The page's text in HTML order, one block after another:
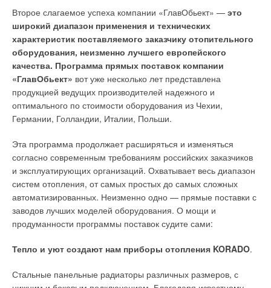
Второе слагаемое успеха компании «ГлавОбьект» — это
широкий диапазон применения и технических
характеристик поставляемого заказчику отопительного
оборудования, неизменно лучшего европейского
качества. Программа прямых поставок компании
«ГлавОбьект» вот уже несколько лет представлена
продукцией ведущих производителей надежного и
оптимального по стоимости оборудования из Чехии,
Германии, Голландии, Италии, Польши.
Эта программа продолжает расширяться и изменяться
согласно современным требованиям российских заказчиков
и эксплуатирующих организаций. Охватывает весь диапазон
систем отопления, от самых простых до самых сложных
автоматизированных. Неизменно одно — прямые поставки с
заводов лучших моделей оборудования. О мощи и
продуманности программы поставок судите сами:
Тепло и уют создают нам приборы отопления KORADO.
Стальные панельные радиаторы различных размеров, с
образующихся в ходе нитрификации. В результате на многих
объектах российские нормативы сброса азота и фосфора не
выполняются. Наиболее остро стоит проблема обеспечения
нормативов по сбросу фосфора. Зарубежный и
отечественный опыт показывает, что для решения этой
задачи возможны три подхода:
❏ химическая очистка, т.е. применение реагентов для
осаждения фосфатов в виде нерастворимых
металфосфатов, таких как фосфат железа или фосфат
алюминия;
❏ биологическая очистка от фосфора по технологии
биологической дефосфотации;
❏ сочетание биологической очистки с химическим
осаждением фосфатов. Рассмотрим каждый из этих
подходов.
Химическое осаждение фосфатовМеханизм химического
металфосфатов при взаимодействии фосфатов с солями
потребление электроэнергии насосом с постоянным числом
оборотов может составлять около 37 тыс. кВт•ч (при
максимальном расходе 30 м3/ч и напоре 40 м).При этом
насос с изменяемой частотой вращения потребит около 23
тыс. кВт•ч, что при существующих тарифах даст годовую
экономию свыше 20 тыс. руб.
И эти средства могут быть сэкономлены благодаря
применению правильного инженерного решения! Компания
встроенными частотными преобразователями,и в этой
области ею реализовано немало технических решений,
позволяющих регулировать частоту вращения насоса, а
следовательно, с большей точностью поддерживать
заданные параметры по давлению и экономить большее
количество электроэнергии.
электронным регулированием Wilo-Economy MHIE,
встроенным частотным преобразователем с контролем